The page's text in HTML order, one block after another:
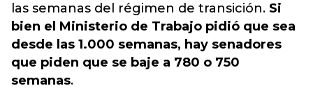
las semanas del régimen de transición. Si
bien el Ministerio de Trabajo pidió que sea
desde las 1.000 semanas, hay senadores
que piden que se baje a 780 o 750
semanas.